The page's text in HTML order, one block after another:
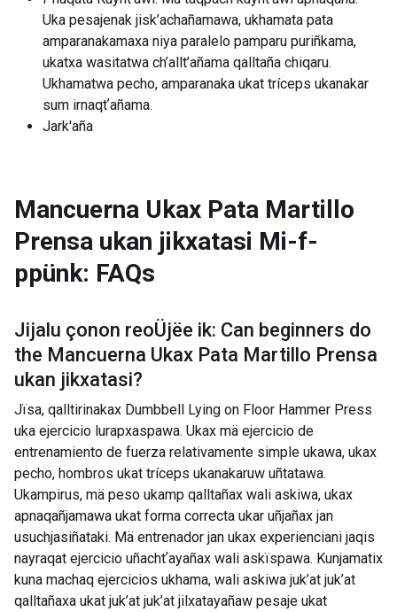
Uka pesajenak jisk’achañamawa, ukhamata pata
amparanakamaxa niya paralelo pamparu puriñkama,
ukatxa wasitatwa ch’allt’añama qalltaña chiqaru.
Ukhamatwa pecho, amparanaka ukat tríceps ukanakar
sum irnaqtʼañama.
Jark'aña
Mancuerna Ukax Pata Martillo
Prensa ukan jikxatasi Mi-f-
ppünk: FAQs
Jijalu çonon reoÜjëe ik: Can beginners do
the Mancuerna Ukax Pata Martillo Prensa
ukan jikxatasi?
Jïsa, qalltirinakax Dumbbell Lying on Floor Hammer Press
uka ejercicio lurapxaspawa. Ukax mä ejercicio de
entrenamiento de fuerza relativamente simple ukawa, ukax
pecho, hombros ukat tríceps ukanakaruw uñtatawa.
Ukampirus, mä peso ukamp qalltañax wali askiwa, ukax
apnaqañjamawa ukat forma correcta ukar uñjañax jan
usuchjasiñataki. Mä entrenador jan ukax experienciani jaqis
nayraqat ejercicio uñachtʼayañax wali askïspawa. Kunjamatix
kuna machaq ejercicios ukhama, wali askiwa juk’at juk’at
qalltañaxa ukat juk’at juk’at jilxatayañaw pesaje ukat